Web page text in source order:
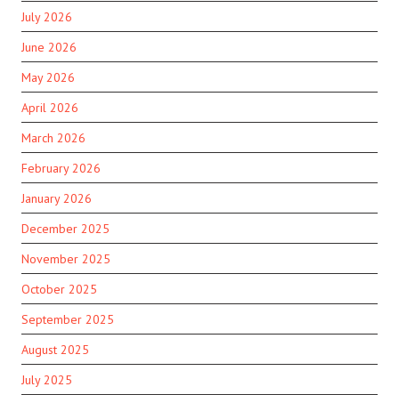
July 2026
June 2026
May 2026
April 2026
March 2026
February 2026
January 2026
December 2025
November 2025
October 2025
September 2025
August 2025
July 2025